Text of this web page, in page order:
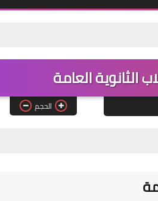
الثانوية العامة
الحجم